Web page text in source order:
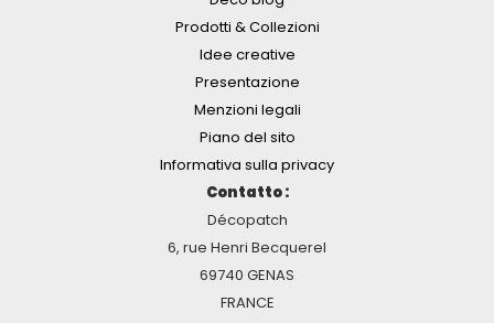
Prodotti & Collezioni
Idee creative
Presentazione
Menzioni legali
Piano del sito
Informativa sulla privacy
Contatto :
Décopatch
6, rue Henri Becquerel
69740 GENAS
FRANCE